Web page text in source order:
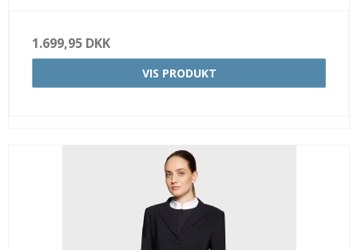
1.699,95 DKK
VIS PRODUKT